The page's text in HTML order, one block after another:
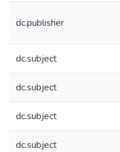
dc.publisher
dc.subject
dc.subject
dc.subject
dc.subject